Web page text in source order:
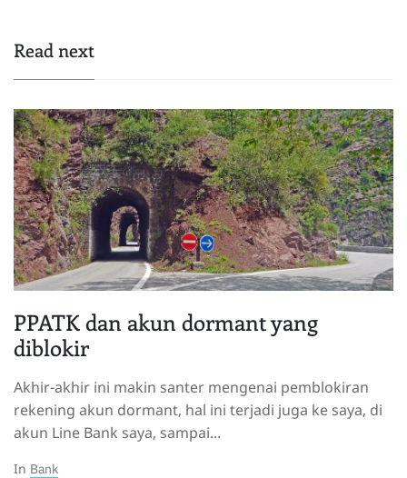
Read next
PPATK dan akun dormant yang
diblokir
Akhir-akhir ini makin santer mengenai pemblokiran
rekening akun dormant, hal ini terjadi juga ke saya, di
akun Line Bank saya, sampai...
In Bank